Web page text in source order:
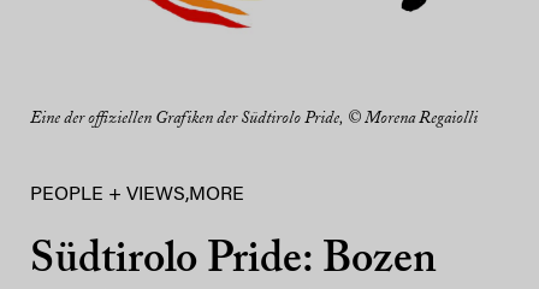
PEOPLE + VIEWS,MORE
Südtirolo Pride: Bozen
Eine der offiziellen Grafiken der Südtirolo Pride, © Morena Regaiolli